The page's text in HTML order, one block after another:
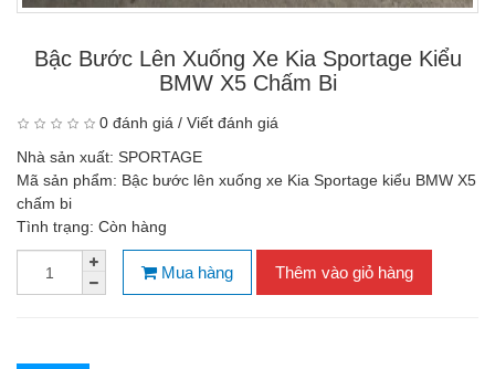
Bậc Bước Lên Xuống Xe Kia Sportage Kiểu
BMW X5 Chấm Bi
0 đánh giá / Viết đánh giá
Nhà sản xuất: SPORTAGE
Mã sản phẩm: Bậc bước lên xuống xe Kia Sportage kiểu BMW X5
chấm bi
Tình trạng: Còn hàng
Mua hàng Thêm vào giỏ hàng